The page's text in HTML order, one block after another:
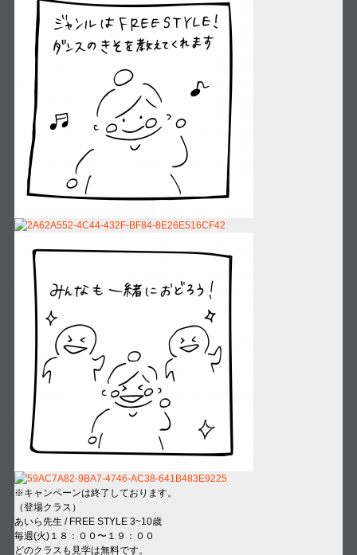
※キャンペーンは終了しております。
（登場クラス）
あいら先生 / FREE STYLE 3~10歳
毎週(火)１８：００〜１９：００
どのクラスも見学は無料です。